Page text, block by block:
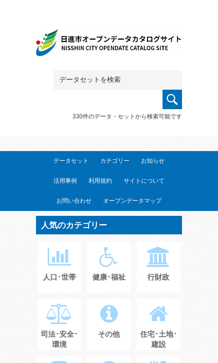
330件のデータ・セットから検索可能です
データセット カテゴリー お知らせ
活用事例 利用規約 サイトについて
お問い合わせ オープンデータマップ
人気のカテゴリー
人口･世帯 健康･福祉 行財政
司法･安全･
環境
その他
住宅･土地･
建設